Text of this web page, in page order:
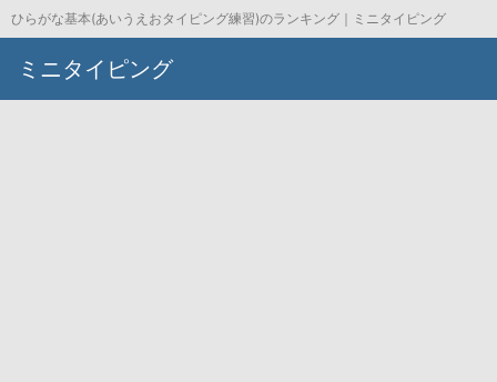
ひらがな基本(あいうえおタイピング練習)のランキング｜ミニタイピング
ミニタイピング